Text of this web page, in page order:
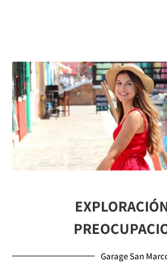
Garage San